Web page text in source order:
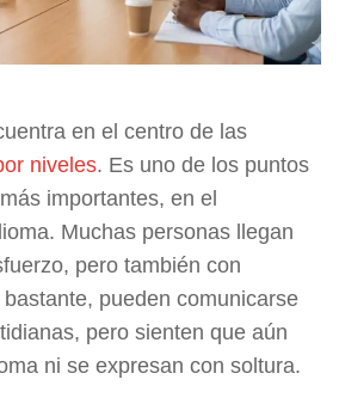
en el centro de las
niveles. Es uno de los puntos
importantes, en el
Muchas personas llegan
pero también con
pueden comunicarse
pero sienten que aún
ni se expresan con soltura.